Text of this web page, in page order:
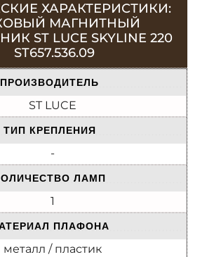
ХАРАКТЕРИСТИКИ:
МАГНИТНЫЙ
ST LUCE SKYLINE 220
ST657.536.09
ПРОИЗВОДИТЕЛЬ
ST LUCE
ТИП КРЕПЛЕНИЯ
-
ЛАМП
1
ПЛАФОНА
металл / пластик